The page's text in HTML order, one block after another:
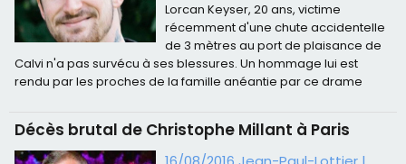
Lorcan Keyser, 20 ans, victime
récemment d'une chute accidentelle
de 3 mètres au port de plaisance de
Calvi n'a pas survécu à ses blessures. Un hommage lui est
rendu par les proches de la famille anéantie par ce drame
Décès brutal de Christophe Millant à Paris